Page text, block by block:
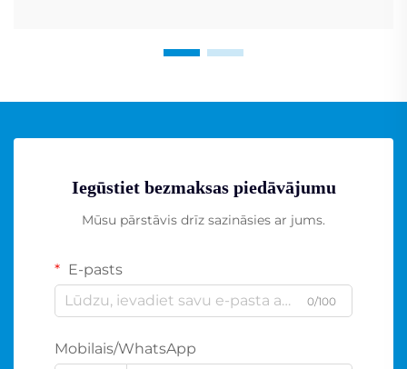
Iegūstiet bezmaksas piedāvājumu
Mūsu pārstāvis drīz sazināsies ar jums.
E-pasts
0/100
Mobilais/WhatsApp